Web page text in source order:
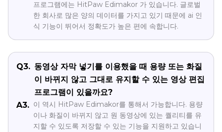
프로그램에는 HitPaw Edimakor 가 있습니다. 글로벌
한 회사로 많은 양의 데이터를 가지고 있기 때문에 ai 인
식 기능이 뛰어서 정확도가 높은 편에 속합니다.
Q3. 동영상 자막 넣기를 이용했을 때 용량 또는 화질
이 바뀌지 않고 그대로 유지할 수 있는 영상 편집
프로그램이 있을까요?
A3. 이 역시 HitPaw Edimakor를 통해서 가능합니다. 용량
이나 화질이 바뀌지 않고 원 동영상에 있는 퀄리티를 유
지할 수 있도록 저장할 수 있는 기능을 지원하고 있습니